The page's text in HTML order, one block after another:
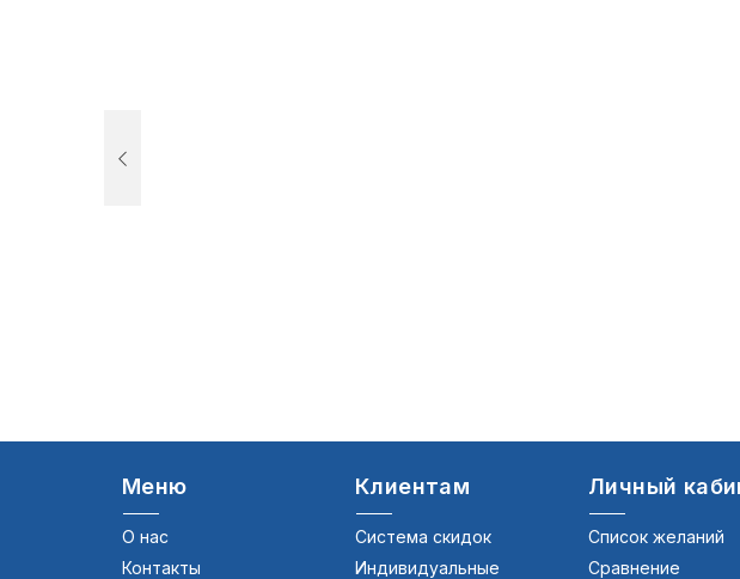
Меню
О нас
Контакты
Клиентам
Система скидок
Индивидуальные
Личный
Список желаний
Сравнение